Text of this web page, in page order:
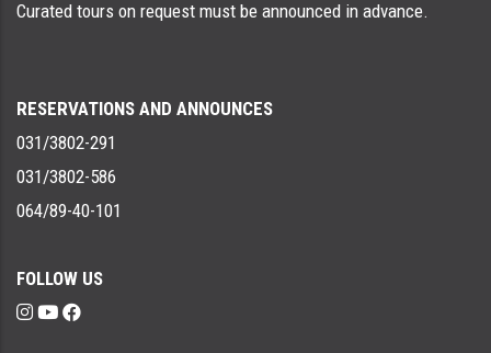
Curated tours on request must be announced in advance.
RESERVATIONS AND ANNOUNCES
031/3802-291
031/3802-586
064/89-40-101
FOLLOW US